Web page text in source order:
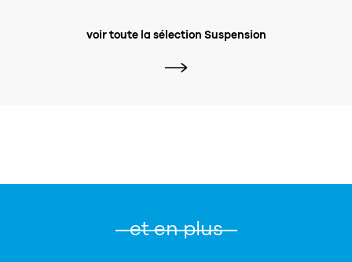
voir toute la sélection Suspension
et en plus